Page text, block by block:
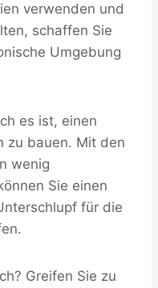
verwenden und
schaffen Sie
Umgebung
es ist, einen
zu bauen. Mit den
wenig
Sie einen
für die
Greifen Sie zu